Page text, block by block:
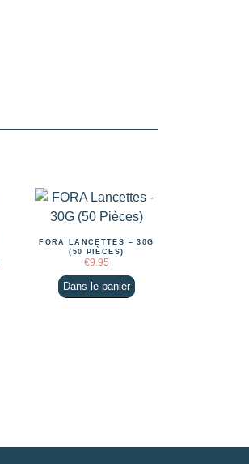
FORA LANCETTES – 30G
(50 PIÈCES)
€9.95
Dans le panier